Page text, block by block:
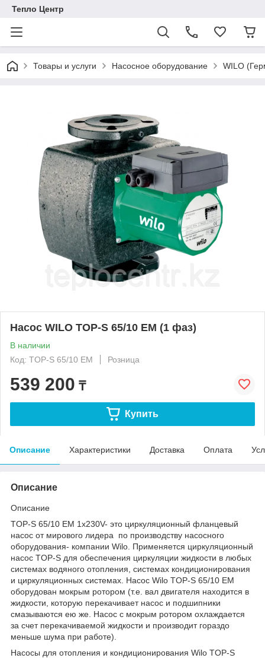
Тепло Центр
Товары и услуги Насосное оборудование WILO
Насос WILO TOP-S 65/10 EM (1 фаз)
В наличии
Код: TOP-S 65/10 EM
Розница
539 200 ₸
Купить
Описание Характеристики Доставка Оплата
Описание
Описание
TOP-S 65/10 EM 1х230V- это циркуляционный фланцевый
насос от мирового лидера по производству насосного
оборудования- компании Wilo. Применяется циркуляционный
насос TOP-S для обеспечения циркуляции жидкости в любых
системах водяного отопления, системах кондиционирования
и циркуляционных системах. Насос Wilo TOP-S 65/10 EM
оборудован мокрым ротором (т.е. вал двигателя находится в
жидкости, которую перекачивает насос и подшипники
смазываются ею же. Насос с мокрым ротором охлаждается
за счет перекачиваемой жидкости и производит гораздо
меньше шума при работе).
Насосы для отопления и кондиционирования Wilo TOP-S